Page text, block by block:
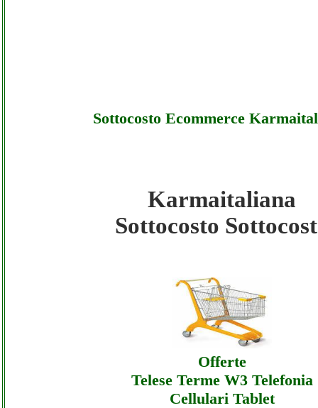
Sottocosto Ecommerce
Karmaitaliana - Sottocosto Ecommerce
Karmaitaliana - Sottocosto Ecommerce
Karmaitaliana - Sottocosto Ecommerce
Karmaitaliana
Sottocosto
Offerte
Telese Terme W3 Telefonia
Cellulari Tablet